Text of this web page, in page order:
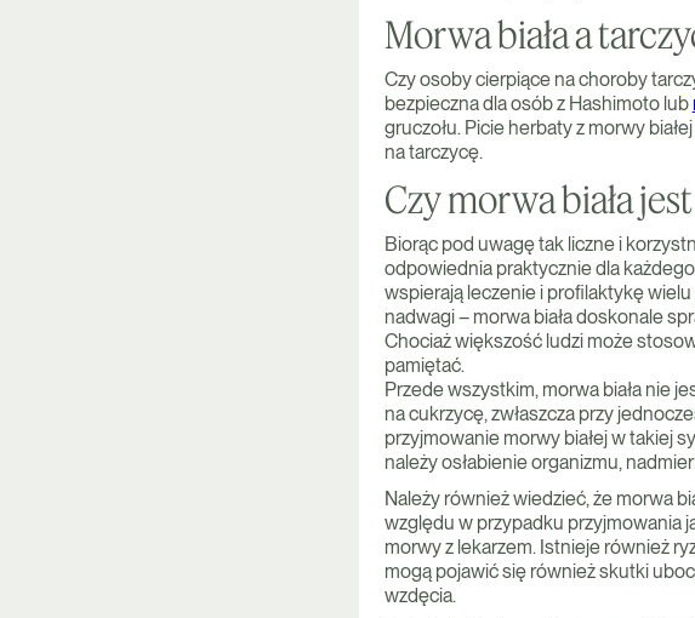
Morwa biała a
Czy osoby cierpiące na choroby
bezpieczna dla osób z Hashimoto lub
gruczołu. Picie herbaty z morwy
na tarczycę.
Czy morwa biała
Biorąc pod uwagę tak liczne i
odpowiednia praktycznie dla
wspierają leczenie i profilaktykę
nadwagi – morwa biała doskonale
Chociaż większość ludzi może
pamiętać.
Przede wszystkim, morwa biała nie
na cukrzycę, zwłaszcza przy
przyjmowanie morwy białej w takiej
należy osłabienie organizmu,
Należy również wiedzieć, że morwa
względu w przypadku przyjmowania
morwy z lekarzem. Istnieje również
mogą pojawić się również skutki
wzdęcia.